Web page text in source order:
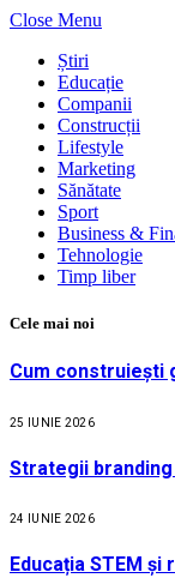
Close Menu
Știri
Educație
Companii
Construcții
Lifestyle
Marketing
Sănătate
Sport
Business &
Tehnologie
Timp liber
Cele mai noi
Cum construiești
25 IUNIE 2026
Strategii
24 IUNIE 2026
Educația STEM